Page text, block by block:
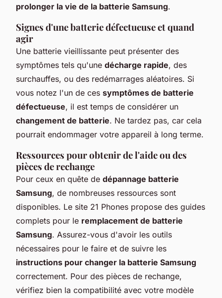
prolonger la vie de la batterie Samsung.
Signes d'une batterie défectueuse et quand
agir
Une batterie vieillissante peut présenter des
symptômes tels qu'une décharge rapide, des
surchauffes, ou des redémarrages aléatoires. Si
vous notez l'un de ces symptômes de batterie
défectueuse, il est temps de considérer un
changement de batterie. Ne tardez pas, car cela
pourrait endommager votre appareil à long terme.
Ressources pour obtenir de l'aide ou des
pièces de rechange
Pour ceux en quête de dépannage batterie
Samsung, de nombreuses ressources sont
disponibles. Le site 21 Phones propose des guides
complets pour le remplacement de batterie
Samsung. Assurez-vous d'avoir les outils
nécessaires pour le faire et de suivre les
instructions pour changer la batterie Samsung
correctement. Pour des pièces de rechange,
vérifiez bien la compatibilité avec votre modèle